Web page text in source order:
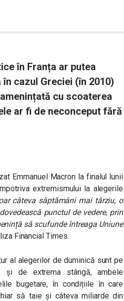
în Franța ar putea
cazul Greciei (în 2010)
cu scoaterea
ar fi de neconceput fără
Emmanuel Macron la finalul lunii
extremismului la alegerile
câteva săptămâni mai târziu, o
punctul de vedere, prin
să scufunde întreaga Uniune
Financial Times.
al alegerilor de duminică sunt pe
și de extrema stângă, ambele
bugetare, în condițiile în care
să taie și câteva miliarde din